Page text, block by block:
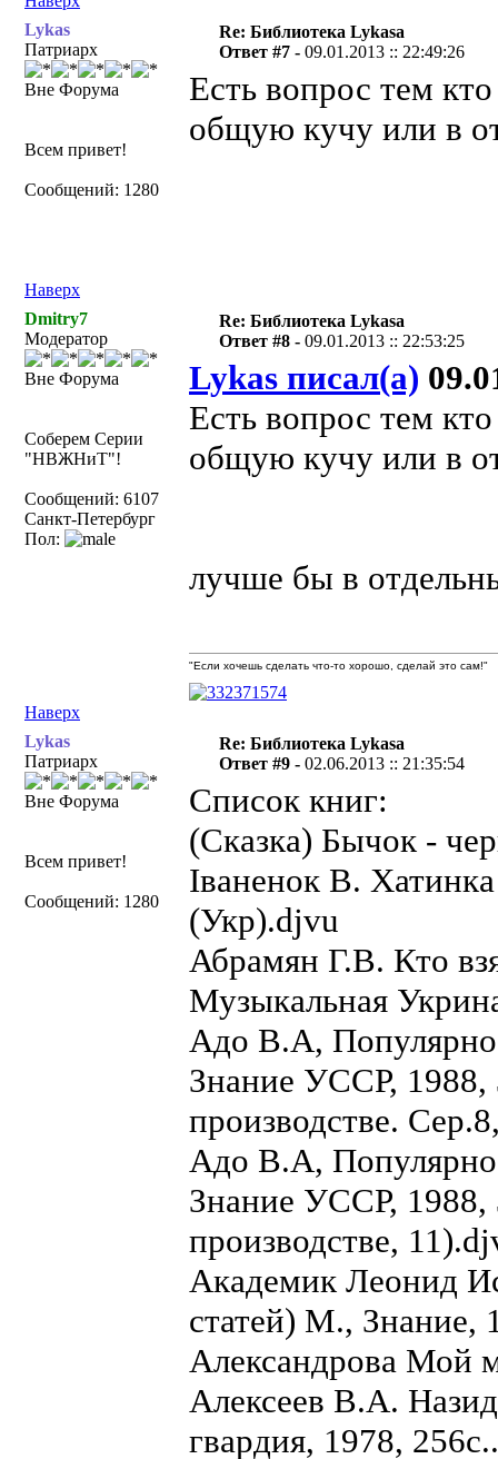
Lykas
Патриарх
Вне Форума
Всем привет!
Сообщений: 1280
Re: Библиотека Lykasa
Ответ #7 -09.01.2013 :: 22:49:26
Есть вопрос тем
общую кучу или в
Наверх
Dmitry7
Модератор
Вне Форума
Соберем Серии
"НВЖНиТ"!
Сообщений: 6107
Санкт-Петербург
Пол:
Re: Библиотека Lykasa
Ответ #8 -09.01.2013 :: 22:53:25
Lykas писал(а)
Есть вопрос тем
общую кучу или в
лучше бы в
Наверх
"Если хочешь сделать что-то хорошо, сделай это сам!"
Lykas
Патриарх
Вне Форума
Всем привет!
Сообщений: 1280
Re: Библиотека Lykasa
Ответ #9 -02.06.2013 :: 21:35:54
Список книг:
(Сказка) Бычок -
Iваненок В.
(Укр).djvu
Абрамян Г.В. Кто
Музыкальная
Адо В.А,
Знание УССР, 1988,
производстве.
Адо В.А,
Знание УССР, 1988,
производстве,
Академик Леонид
статей) М., Знание,
Александрова Мой
Алексеев В.А.
гвардия, 1978,